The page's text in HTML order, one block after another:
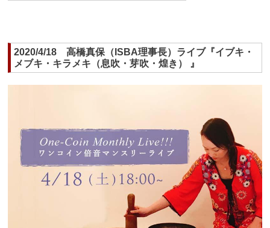
2020/4/18 高橋真保（ISBA理事長）ライブ『イブキ・
メブキ・キラメキ（息吹・芽吹・煌き） 』